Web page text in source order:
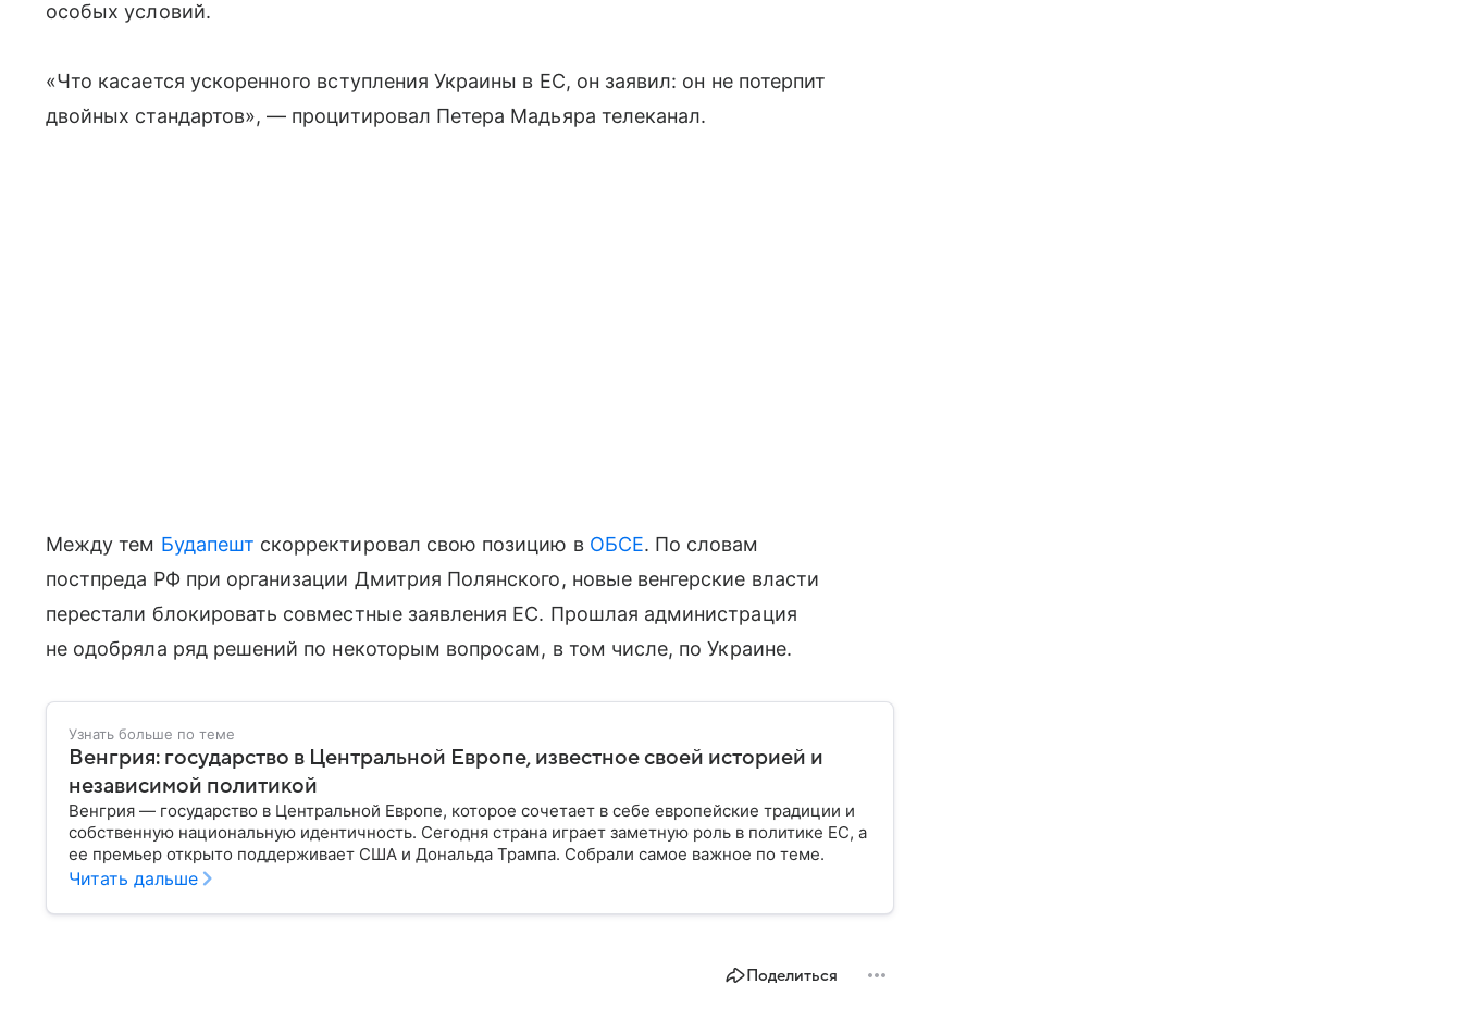
особых условий.
«Что касается ускоренного вступления Украины в ЕС, он заявил: он не потерпит
двойных стандартов», — процитировал Петера Мадьяра телеканал.
Между тем Будапешт скорректировал свою позицию в ОБСЕ. По словам
постпреда РФ при организации Дмитрия Полянского, новые венгерские власти
перестали блокировать совместные заявления ЕС. Прошлая администрация
не одобряла ряд решений по некоторым вопросам, в том числе, по Украине.
Узнать больше по теме
Венгрия: государство в Центральной Европе, известное своей историей и
независимой политикой
Венгрия — государство в Центральной Европе, которое сочетает в себе европейские традиции и
собственную национальную идентичность. Сегодня страна играет заметную роль в политике ЕС, а
ее премьер открыто поддерживает США и Дональда Трампа. Собрали самое важное по теме.
Читать дальше
Поделиться